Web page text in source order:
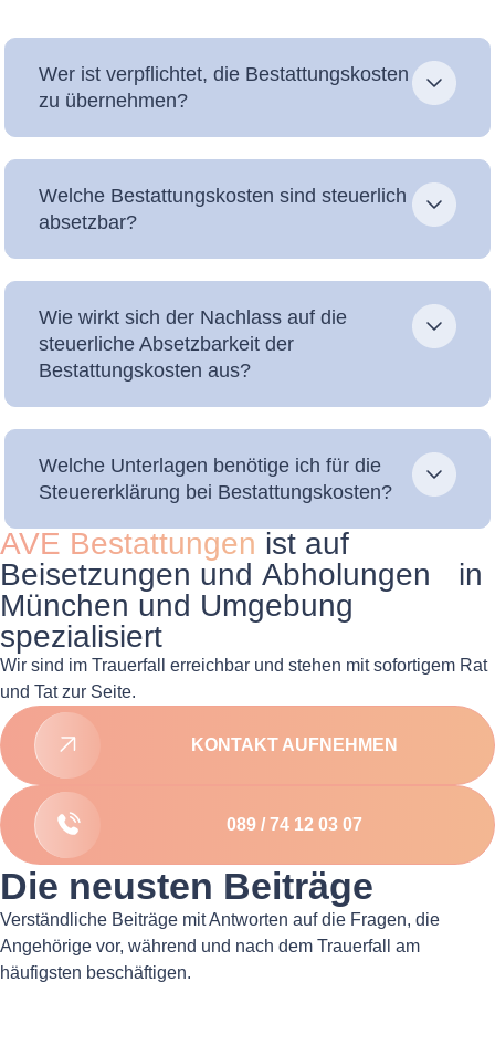
Wer ist verpflichtet, die Bestattungskosten
zu übernehmen?
Welche Bestattungskosten sind steuerlich
absetzbar?
Wie wirkt sich der Nachlass auf die
steuerliche Absetzbarkeit der
Bestattungskosten aus?
Welche Unterlagen benötige ich für die
Steuererklärung bei Bestattungskosten?
AVE Bestattungen ist auf
Beisetzungen und Abholungen in
München und Umgebung
spezialisiert
Wir sind im Trauerfall erreichbar und stehen mit sofortigem Rat
und Tat zur Seite.
KONTAKT AUFNEHMEN
089 / 74 12 03 07
Die neusten Beiträge
Verständliche Beiträge mit Antworten auf die Fragen, die
Angehörige vor, während und nach dem Trauerfall am
häufigsten beschäftigen.